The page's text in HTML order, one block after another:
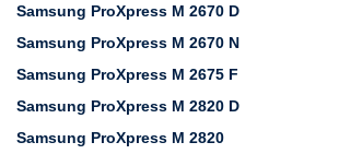
Samsung ProXpress M 2670 D
Samsung ProXpress M 2670 N
Samsung ProXpress M 2675 F
Samsung ProXpress M 2820 D
Samsung ProXpress M 2820